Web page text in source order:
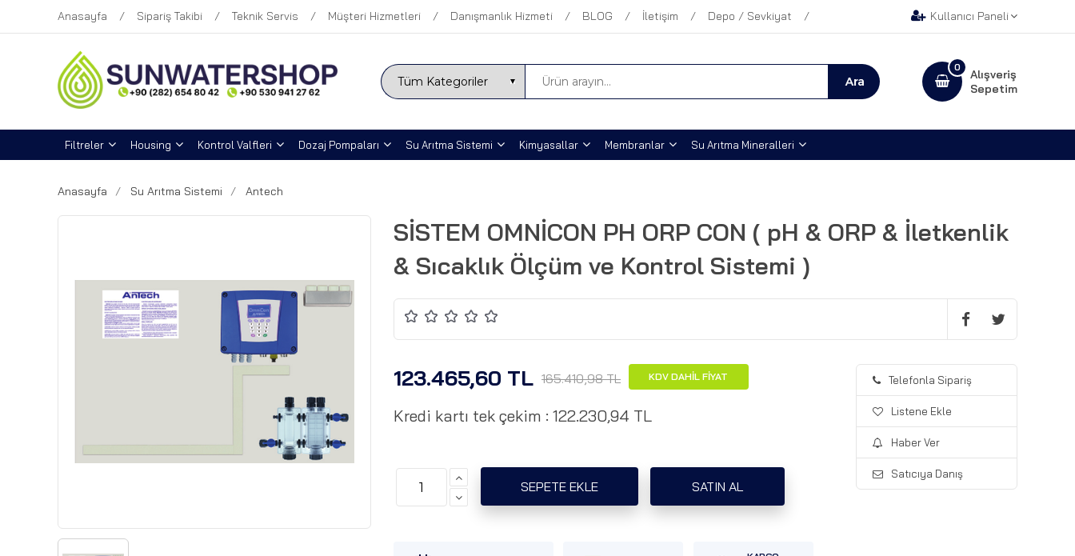
Anasayfa Sipariş Takibi Teknik Servis Müşteri Hizmetleri Danışmanlık Hizmeti BLOG İletişim Depo / Sevkiyat Kullanıcı Paneli
Alışveriş
Sepetim
0
Filtreler Housing Kontrol Valfleri Dozaj Pompaları Su Arıtma Sistemi Kimyasallar Membranlar Su Arıtma Mineralleri
Anasayfa Su Arıtma Sistemi Antech
SİSTEM OMNİCON PH ORP CON ( pH & ORP & İletkenlik
& Sıcaklık Ölçüm ve Kontrol Sistemi )
123.465,60 TL 165.410,98 TL KDV DAHİL FİYAT
Kredi kartı tek çekim : 122.230,94 TL
Telefonla Sipariş
Listene Ekle
Haber Ver
Satıcıya Danış